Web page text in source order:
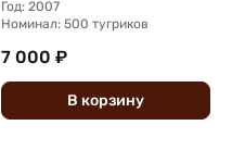
Год: 2007
Номинал: 500 тугриков
7 000 ₽
В корзину